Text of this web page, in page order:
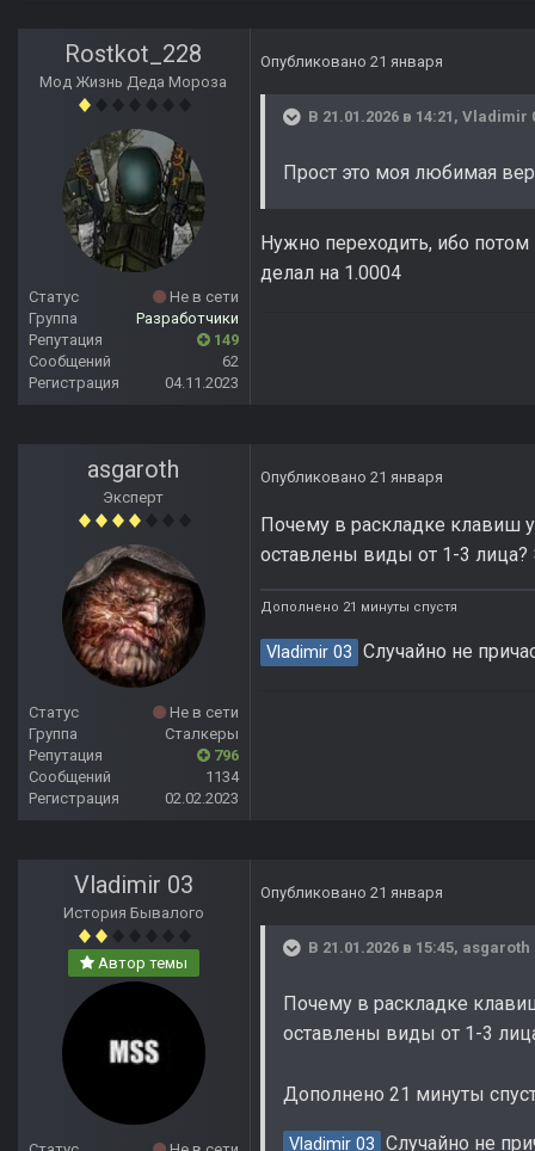
Rostkot_228
Мод Жизнь Деда Мороза
Статус
Не в сети
Группа
Разработчики
Репутация
149
Сообщений
62
Регистрация
04.11.2023
Опубликовано 21 января
В 21.01.2026 в 14:21, Vladimir
Прост это моя любимая
Нужно переходить, ибо
делал на 1.0004
asgaroth
Эксперт
Статус
Не в сети
Группа
Сталкеры
Репутация
796
Сообщений
1134
Регистрация
02.02.2023
Опубликовано 21 января
Почему в раскладке клавиш
оставлены виды от 1-3 лица?
Дополнено 21 минуты спустя
Vladimir 03 Случайно не
Vladimir 03
История Бывалого
Автор темы
Опубликовано 21 января
В 21.01.2026 в 15:45, asgaroth
Почему в раскладке
оставлены виды от 1-3
Дополнено 21 минуты
Vladimir 03 Случайно не